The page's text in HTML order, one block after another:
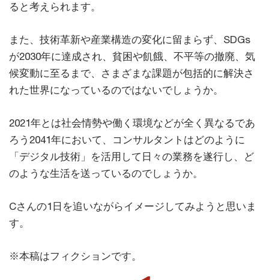
ると考えられます。
また、技術革新や産業構造の変化に留まらず、SDGs
が2030年に達成され、貧困や飢餓、不平等の撤廃、気
候変動に至るまで、さまざまな課題が包括的に解決さ
れた世界になっているのではないでしょうか。
2021年とは社会情勢や働く環境などが全く異なるであ
ろう2041年において、コンサルタントはどのように
「デジタル技術」を活用して日々の業務を遂行し、ど
のような生活を送っているのでしょうか。
Cさんの1日を追いながらイメージしてみようと思いま
す。
※本稿はフィクションです。